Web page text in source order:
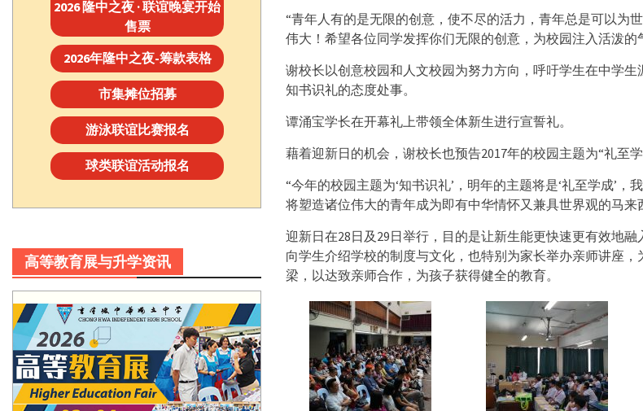
“青年人有的是无限的创意，使不尽的活力，青年总是可以为
伟大！希望各位同学发挥你们无限的创意，为校园注入活泼的
谢校长以创意校园和人文校园为努力方向，呼吁学生在中学
知书识礼的态度处事。
谭涌宝学长在开幕礼上带领全体新生进行宣誓礼。
藉着迎新日的机会，谢校长也预告2017年的校园主题为“礼至学
“今年的校园主题为‘知书识礼’，明年的主题将是‘礼至学成’，
将塑造诸位伟大的青年成为即有中华情怀又兼具世界观的马来
迎新日在28日及29日举行，目的是让新生能更快速更有效地
向学生介绍学校的制度与文化，也特别为家长举办亲师讲座
梁，以达致亲师合作，为孩子获得健全的教育。
2026 隆中之夜 · 联谊晚宴开始
售票
2026年隆中之夜-筹款表格
市集摊位招募
游泳联谊比赛报名
球类联谊活动报名
高等教育展与升学资讯